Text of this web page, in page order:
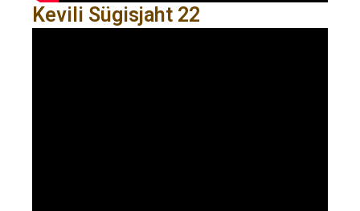
Kevili Sügisjaht 22